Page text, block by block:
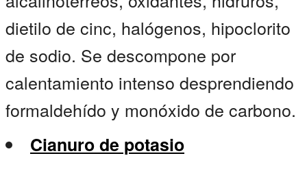
dietilo de cinc, halógenos, hipoclorito
de sodio. Se descompone por
calentamiento intenso desprendiendo
formaldehído y monóxido de carbono.
Cianuro de potasio